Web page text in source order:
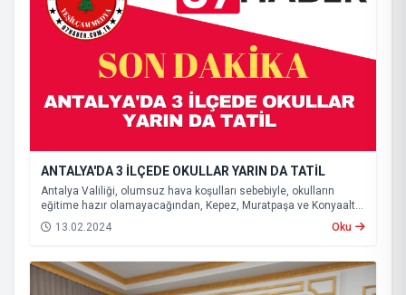
ANTALYA'DA 3 İLÇEDE OKULLAR YARIN DA TATİL
Antalya Valiliği, olumsuz hava koşulları sebebiyle, okulların
eğitime hazır olamayacağından, Kepez, Muratpaşa ve Konyaaltı
ilçelerinde eğitime yarın da ara verileceğini açıkladı.
13.02.2024 Oku